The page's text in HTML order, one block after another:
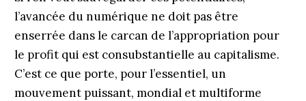
l’avancée du numérique ne doit pas être
enserrée dans le carcan de l’appropriation pour
le profit qui est consubstantielle au capitalisme.
C’est ce que porte, pour l’essentiel, un
mouvement puissant, mondial et multiforme